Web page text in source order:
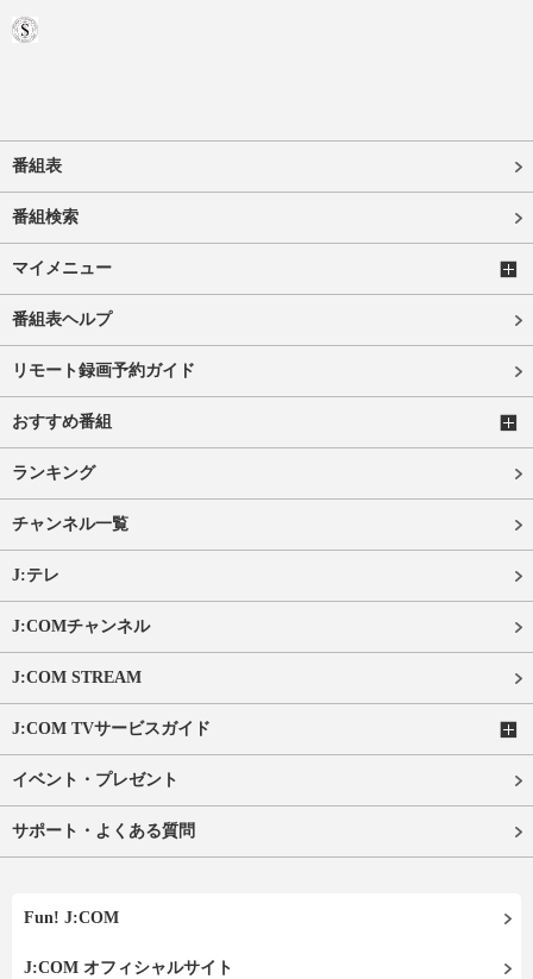
番組表
番組検索
マイメニュー
番組表ヘルプ
リモート録画予約ガイド
おすすめ番組
ランキング
チャンネル一覧
J:テレ
J:COMチャンネル
J:COM STREAM
J:COM TVサービスガイド
イベント・プレゼント
サポート・よくある質問
Fun! J:COM
J:COM オフィシャルサイト